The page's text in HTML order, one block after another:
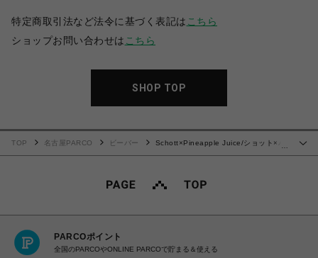
特定商取引法など法令に基づく表記は こちら
ショップお問い合わせは こちら
SHOP TOP
…
TOP 名古屋PARCO ビーバー
Schott×Pineapple Juice/ショット×パ
PARCOポイント
全国のPARCOやONLINE PARCOで貯まる＆使える